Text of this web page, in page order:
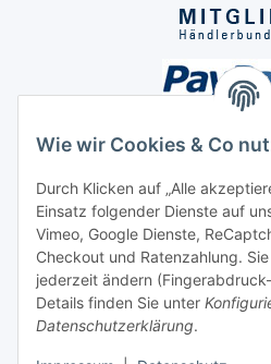
Wie wir Cookies & Co
Durch Klicken auf „Alle
Einsatz folgender Dienste auf
Vimeo, Google Dienste,
Checkout und Ratenzahlung.
jederzeit ändern
Details finden Sie unter
Datenschutzerklärung.
Unsere Seiten
Social Media